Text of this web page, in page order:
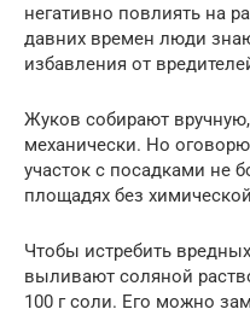
негативно повлиять на
давних времен люди
избавления от
Жуков собирают
механически. Но
участок с посадками не
площадях без
Чтобы истребить
выливают соляной
100 г соли. Его можно